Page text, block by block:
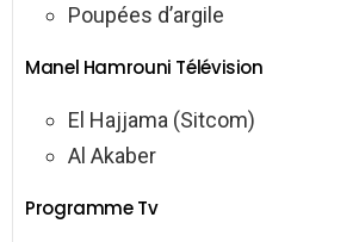
Poupées d’argile
Manel Hamrouni Télévision
El Hajjama (Sitcom)
Al Akaber
Programme Tv